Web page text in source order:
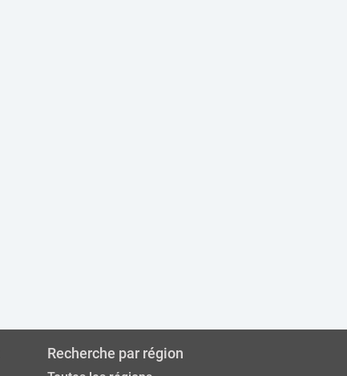
Recherche par région